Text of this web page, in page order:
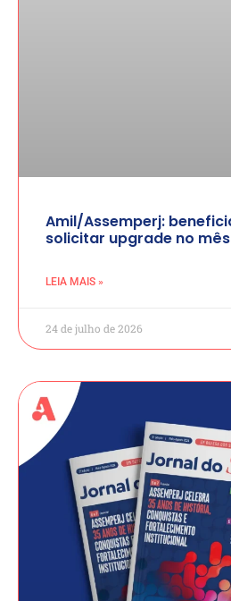
Amil/Assemperj:
solicitar upgrade no
LEIA MAIS »
24 de julho de 2026